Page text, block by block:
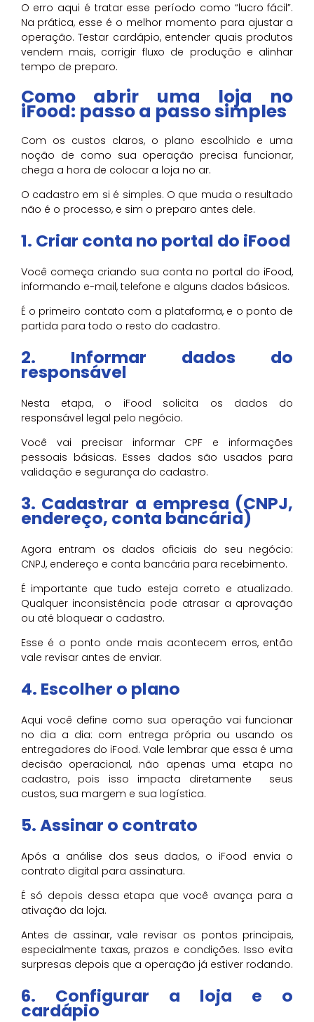
O erro aqui é tratar esse período como “lucro fácil”.
Na prática, esse é o melhor momento para ajustar a
operação. Testar cardápio, entender quais produtos
vendem mais, corrigir fluxo de produção e alinhar
tempo de preparo.
Como abrir uma loja no
iFood: passo a passo simples
Com os custos claros, o plano escolhido e uma
noção de como sua operação precisa funcionar,
chega a hora de colocar a loja no ar.
O cadastro em si é simples. O que muda o resultado
não é o processo, e sim o preparo antes dele.
1. Criar conta no portal do iFood
Você começa criando sua conta no portal do iFood,
informando e-mail, telefone e alguns dados básicos.
É o primeiro contato com a plataforma, e o ponto de
partida para todo o resto do cadastro.
2. Informar dados do
responsável
Nesta etapa, o iFood solicita os dados do
responsável legal pelo negócio.
Você vai precisar informar CPF e informações
pessoais básicas. Esses dados são usados para
validação e segurança do cadastro.
3. Cadastrar a empresa (CNPJ,
endereço, conta bancária)
Agora entram os dados oficiais do seu negócio:
CNPJ, endereço e conta bancária para recebimento.
É importante que tudo esteja correto e atualizado.
Qualquer inconsistência pode atrasar a aprovação
ou até bloquear o cadastro.
Esse é o ponto onde mais acontecem erros, então
vale revisar antes de enviar.
4. Escolher o plano
Aqui você define como sua operação vai funcionar
no dia a dia: com entrega própria ou usando os
entregadores do iFood. Vale lembrar que essa é uma
decisão operacional, não apenas uma etapa no
cadastro, pois isso impacta diretamente seus
custos, sua margem e sua logística.
5. Assinar o contrato
Após a análise dos seus dados, o iFood envia o
contrato digital para assinatura.
É só depois dessa etapa que você avança para a
ativação da loja.
Antes de assinar, vale revisar os pontos principais,
especialmente taxas, prazos e condições. Isso evita
surpresas depois que a operação já estiver rodando.
6. Configurar a loja e o
cardápio